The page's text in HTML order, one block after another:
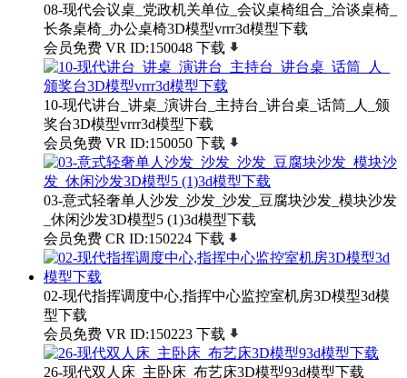
08-现代会议桌_党政机关单位_会议桌椅组合_洽谈桌椅_
长条桌椅_办公桌椅3D模型vrrr3d模型下载
会员免费 VR ID:150048 下载
10-现代讲台_讲桌_演讲台_主持台_讲台桌_话筒_人_颁
奖台3D模型vrrr3d模型下载
会员免费 VR ID:150050 下载
03-意式轻奢单人沙发_沙发_沙发_豆腐块沙发_模块沙发
_休闲沙发3D模型5 (1)3d模型下载
会员免费 CR ID:150224 下载
02-现代指挥调度中心,指挥中心监控室机房3D模型3d模
型下载
会员免费 VR ID:150223 下载
26-现代双人床_主卧床_布艺床3D模型93d模型下载